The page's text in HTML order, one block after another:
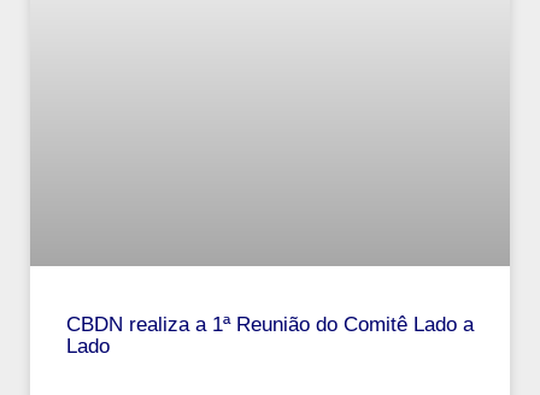
CBDN realiza a 1ª Reunião do Comitê Lado a
Lado